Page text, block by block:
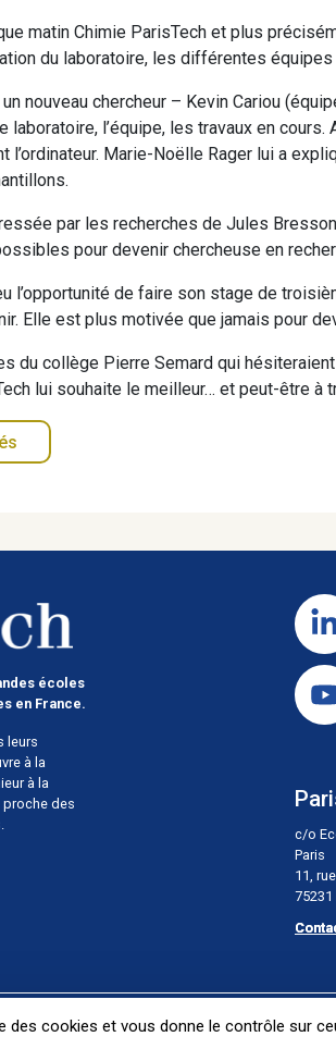
matin Chimie ParisTech et plus
du laboratoire, les différentes
nouveau chercheur – Kevin Cariou
l’équipe, les travaux en
l’ordinateur. Marie-Noëlle Rager lui a
par les recherches de Jules
pour devenir chercheuse en
l’opportunité de faire son stage de
Elle est plus motivée que jamais pour
du collège Pierre Semard qui
lui souhaite le meilleur… et peut-être
écoles
en France.
leurs
à la
à la
proche des
c/o
Paris
11,
75231
des cookies et vous donne le contrôle sur